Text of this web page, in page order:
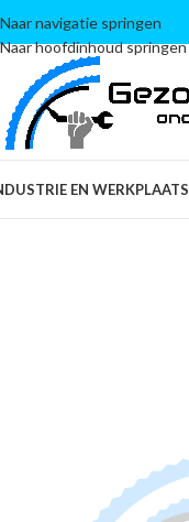
Naar navigatie springen
Naar hoofdinhoud springen
EN WERKPLAATS